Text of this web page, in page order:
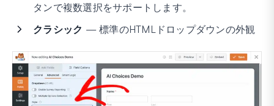
タンで複数選択をサポートします。
クラシック — 標準のHTMLドロップダウンの外観